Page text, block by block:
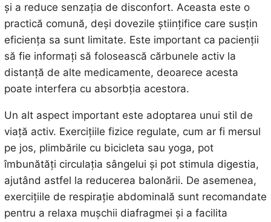
și a reduce senzația de disconfort. Aceasta este o
practică comună, deși dovezile științifice care susțin
eficiența sa sunt limitate. Este important ca pacienții
să fie informați să folosească cărbunele activ la
distanță de alte medicamente, deoarece acesta
poate interfera cu absorbția acestora.
Un alt aspect important este adoptarea unui stil de
viață activ. Exercițiile fizice regulate, cum ar fi mersul
pe jos, plimbările cu bicicleta sau yoga, pot
îmbunătăți circulația sângelui și pot stimula digestia,
ajutând astfel la reducerea balonării. De asemenea,
exercițiile de respirație abdominală sunt recomandate
pentru a relaxa mușchii diafragmei și a facilita